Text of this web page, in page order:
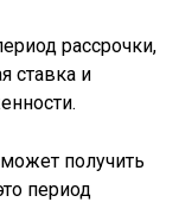
рассрочки,
ставка и
получить
период